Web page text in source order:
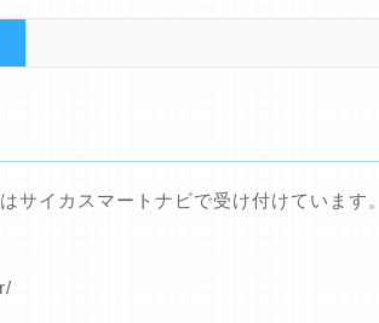
サイカスマートナビで受け付けています。